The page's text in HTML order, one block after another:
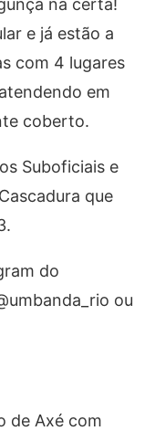
na certa!
e já estão a
com 4 lugares
em
coberto.
Suboficiais e
que
do
ou
de Axé com